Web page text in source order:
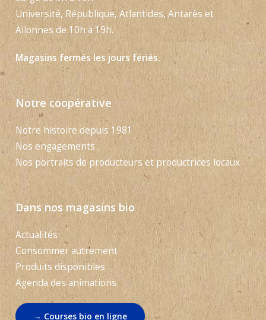
Université, République, Atlantides, Antarès et
Allonnes de 10h à 19h.
Magasins fermés les jours fériés.
Notre coopérative
Notre histoire depuis 1981
Nos engagements
Nos portraits de producteurs et productrices locaux
Dans nos magasins bio
Actualités
Consommer autrement
Produits disponibles
Agenda des animations
→ Courses bio en ligne